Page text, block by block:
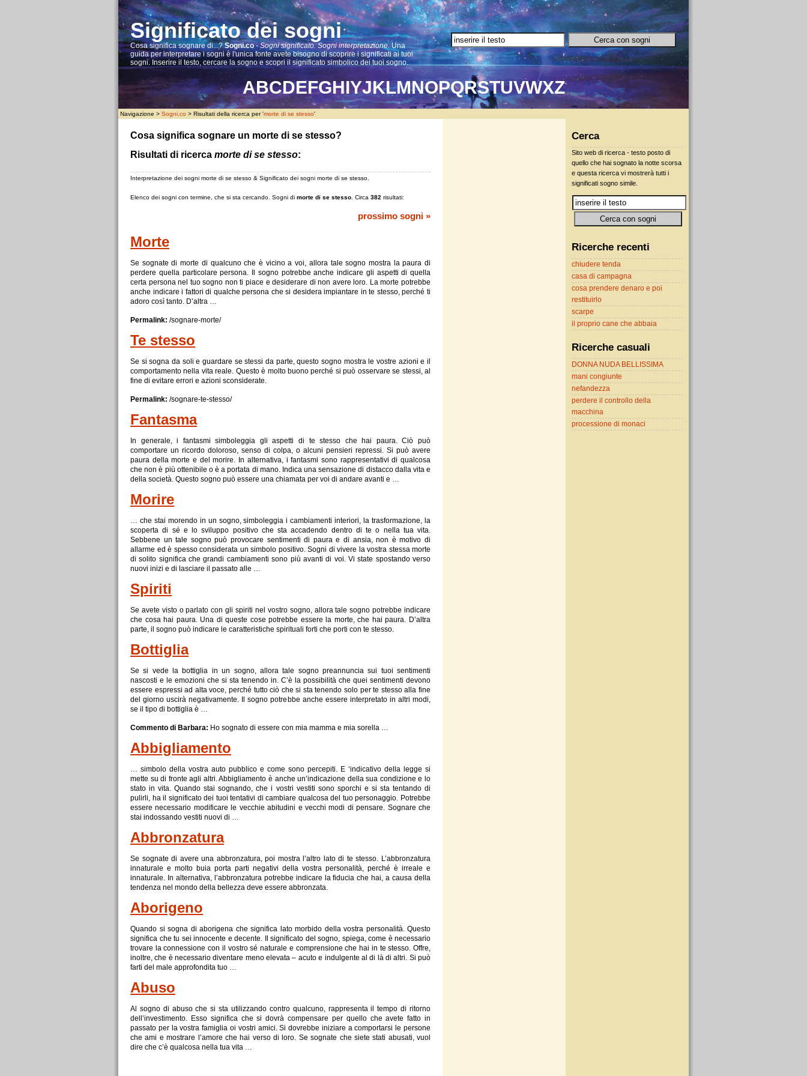
Significato dei sogni
Cosa significa sognare di...?Sogni.co-Sogni significato. Sogni interpretazione.Una
guida per interpretare i sogni è l'unica fonte avete bisogno di scoprire i significati ai tuoi
sogni. Inserire il testo, cercare la sogno e scopri il significato simbolico dei tuoi sogno.
ABCDEFGHIYJKLMNOPQRSTUVWXZ
Navigazione > Sogni.co > Risultati della ricerca per 'morte di se stesso'
Cosa significa sognare un morte di se stesso?
Risultati di ricerca morte di se stesso:
Interpretazione dei sogni morte di se stesso & Significato dei sogni morte di se stesso.
Elenco dei sogni con termine, che si sta cercando. Sogni di morte di se stesso . Circa 382 risultati:
prossimo sogni »
Morte
Se sognatedi morte di qualcuno che è vicino a voi, allora tale sogno mostra la pauradi
perdere quella particolare persona. Il sogno potrebbe anche indicare gli aspettidi quella
certa persona nel tuo sogno non ti piace e desiderare di non avere loro. Lamorte potrebbe
anche indicare i fattoridi qualche persona che si desidera impiantare in te stesso, perché ti
adoro così tanto. D’altra …
Permalink: /sognare-morte/
Te stesso
Se si sogna da soli e guardare se stessi da parte, questo sogno mostra le vostre azioni e il
comportamento nella vita reale. Questo è molto buono perché si può osservarese stessi, al
fine di evitare errori e azioni sconsiderate.
Permalink: /sognare-te-stesso/
Fantasma
In generale, i fantasmi simboleggia gli aspetti di testesso che hai paura. Ciò può
comportare un ricordo doloroso, senso di colpa, o alcuni pensieri repressi. Si può avere
paura dellamorte e del morire. In alternativa, i fantasmi sono rappresentatividi qualcosa
che non è più ottenibile o è a portata di mano. Indica una sensazionedi distacco dalla vita e
della società. Questo sogno può essere una chiamata per voi di andare avanti e …
Morire
… che stai morendo in un sogno, simboleggia i cambiamenti interiori, la trasformazione, la
scopertadi sé e lo sviluppo positivo che sta accadendo dentro di te o nella tua vita.
Sebbene un tale sogno può provocare sentimentidi paura edi ansia, non è motivodi
allarme ed è spesso considerata un simbolo positivo. Sogni di vivere la vostra stessa morte
di solito significa che grandi cambiamenti sono più avantidi voi. Vi state spostando verso
nuovi inizi e di lasciare il passato alle …
Spiriti
Se avete visto o parlato con gli spiriti nel vostro sogno, allora tale sogno potrebbe indicare
che cosa hai paura. Una di queste cose potrebbe essere la morte, che hai paura. D’altra
parte, il sogno può indicare le caratteristiche spirituali forti che porti con te stesso.
Bottiglia
Se si vede la bottiglia in un sogno, allora tale sogno preannuncia sui tuoi sentimenti
nascosti e le emozioni che si sta tenendo in. C’è la possibilità che quei sentimenti devono
essere espressi ad alta voce, perché tutto ciò che si sta tenendo solo per te stessoalla fine
del giorno uscirà negativamente. Il sogno potrebbe anche essere interpretato in altri modi,
se il tipo di bottiglia è …
Commento di Barbara: Ho sognato di essere con mia mamma e mia sorella …
Abbigliamento
… simbolo della vostra auto pubblico e come sono percepiti. E ‘indicativo della legge si
mette sudi fronte agli altri. Abbigliamento è anche un’indicazione della sua condizione e lo
stato in vita. Quando stai sognando, che i vostri vestiti sono sporchi e si sta tentando di
pulirli, ha il significato dei tuoi tentativi di cambiare qualcosa del tuo personaggio. Potrebbe
essere necessario modificare le vecchie abitudini e vecchi modi di pensare. Sognare che
stai indossando vestiti nuovi di …
Abbronzatura
Se sognatedi avere una abbronzatura, poi mostra l’altro latodi testesso. L’abbronzatura
innaturale e molto buia porta parti negativi della vostra personalità, perché è irreale e
innaturale. In alternativa, l’abbronzatura potrebbe indicare la fiducia che hai, a causa della
tendenza nel mondo della bellezza deve essere abbronzata.
Aborigeno
Quando si sogna di aborigena che significa lato morbido della vostra personalità. Questo
significa che tu sei innocente e decente. Il significato del sogno, spiega, come è necessario
trovare la connessione con il vostro sé naturale e comprensione che hai in testesso. Offre,
inoltre, che è necessario diventare meno elevata – acuto e indulgente aldi là di altri. Si può
farti del male approfondita tuo …
Abuso
Al sogno di abuso che si sta utilizzando contro qualcuno, rappresenta il tempodi ritorno
dell’investimento. Esso significa che si dovrà compensare per quello che avete fatto in
passato per la vostra famiglia oi vostri amici. Si dovrebbe iniziare a comportarsi le persone
che ami e mostrare l’amore che hai verso di loro. Se sognate che siete stati abusati, vuol
dire che c’è qualcosa nella tua vita …
Cerca
Sito web di ricerca - testo posto di
quello che hai sognato la notte scorsa
e questa ricerca vi mostrerà tutti i
significati sogno simile.
Ricerche recenti
chiudere tenda
casa di campagna
cosa prendere denaro e poi
restituirlo
scarpe
il proprio cane che abbaia
Ricerche casuali
DONNA NUDA BELLISSIMA
mani congiunte
nefandezza
perdere il controllo della
macchina
processione di monaci